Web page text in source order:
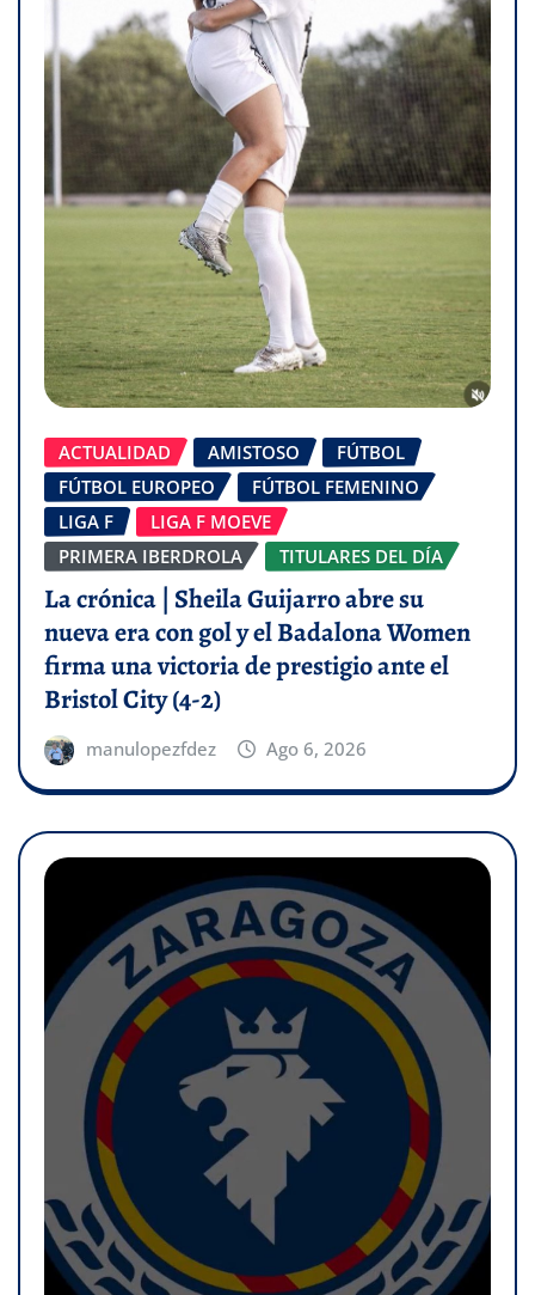
ACTUALIDAD AMISTOSO
FÚTBOL
FÚTBOL EUROPEO
FÚTBOL FEMENINO
LIGA F
LIGA F MOEVE
PRIMERA IBERDROLA
TITULARES DEL DÍA
La crónica | Sheila Guijarro abre su
nueva era con gol y el Badalona Women
firma una victoria de prestigio ante el
Bristol City (4-2)
manulopezfdez Ago 6, 2026